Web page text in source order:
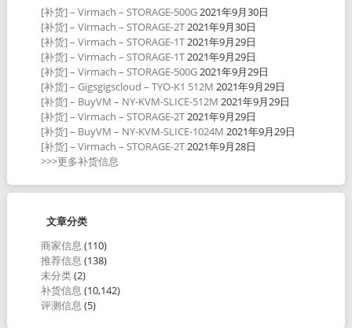
[补货] – Virmach – STORAGE-500G2021年9月30日
[补货] – Virmach – STORAGE-2T2021年9月30日
[补货] – Virmach – STORAGE-1T2021年9月29日
[补货] – Virmach – STORAGE-1T2021年9月29日
[补货] – Virmach – STORAGE-500G2021年9月29日
[补货] – Gigsgigscloud – TYO-K1 512M 2021年9月29日
[补货] – BuyVM – NY-KVM-SLICE-512M 2021年9月29日
[补货] – Virmach – STORAGE-2T2021年9月29日
[补货] – BuyVM – NY-KVM-SLICE-1024M 2021年9月29日
[补货] – Virmach – STORAGE-2T2021年9月28日
>>>更多补货信息
文章分类
商家信息 (110)
推荐信息 (138)
未分类(2)
补货信息 (10,142)
评测信息 (5)